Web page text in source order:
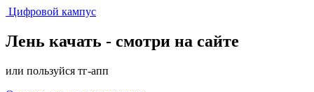
Цифровой кампус
Лень качать - смотри на сайте
или пользуйся тг-апп